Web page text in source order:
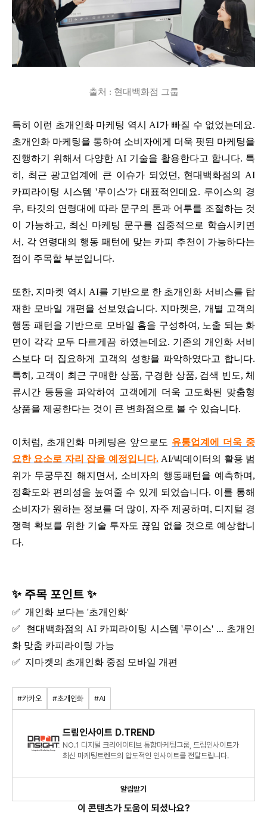
출처 : 현대백화점 그룹
특히 이런 초개인화 마케팅 역시 AI가 빠질 수 없었는데요.
초개인화 마케팅을 통하여 소비자에게 더욱 핏된 마케팅을
진행하기 위해서 다양한 AI 기술을 활용한다고 합니다. 특
히, 최근 광고업계에 큰 이슈가 되었던, 현대백화점의 AI
카피라이팅 시스템 '루이스'가 대표적인데요. 루이스의 경
우, 타깃의 연령대에 따라 문구의 톤과 어투를 조절하는 것
이 가능하고, 최신 마케팅 문구를 집중적으로 학습시키면
서, 각 연령대의 행동 패턴에 맞는 카피 추천이 가능하다는
점이 주목할 부분입니다.
또한, 지마켓 역시 AI를 기반으로 한 초개인화 서비스를 탑
재한 모바일 개편을 선보였습니다. 지마켓은, 개별 고객의
행동 패턴을 기반으로 모바일 홈을 구성하여, 노출 되는 화
면이 각각 모두 다르게끔 하였는데요. 기존의 개인화 서비
스보다 더 집요하게 고객의 성향을 파악하였다고 합니다.
특히, 고객이 최근 구매한 상품, 구경한 상품, 검색 빈도, 체
류시간 등등을 파악하여 고객에게 더욱 고도화된 맞춤형
상품을 제공한다는 것이 큰 변화점으로 볼 수 있습니다.
이처럼, 초개인화 마케팅은 앞으로도 유통업계에 더욱 중
요한 요소로 자리 잡을 예정입니다.AI/빅데이터의 활용 범
위가 무궁무진 해지면서, 소비자의 행동패턴을 예측하며,
정확도와 편의성을 높여줄 수 있게 되었습니다. 이를 통해
소비자가 원하는 정보를 더 많이, 자주 제공하며, 디지털 경
쟁력 확보를 위한 기술 투자도 끊임 없을 것으로 예상합니
다.
✨ 주목 포인트 ✨
✅ 개인화 보다는 '초개인화'
✅ 현대백화점의 AI 카피라이팅 시스템 '루이스' ... 초개인
화 맞춤 카피라이팅 가능
✅ 지마켓의 초개인화 중점 모바일 개편
#카카오 #초개인화 #AI
드림인사이트 D.TREND
NO.1 디지털 크리에이티브 통합마케팅그룹, 드림인사이트가
최신 마케팅트렌드의 압도적인 인사이트를 전달드립니다.
알림받기
이 콘텐츠가 도움이 되셨나요?